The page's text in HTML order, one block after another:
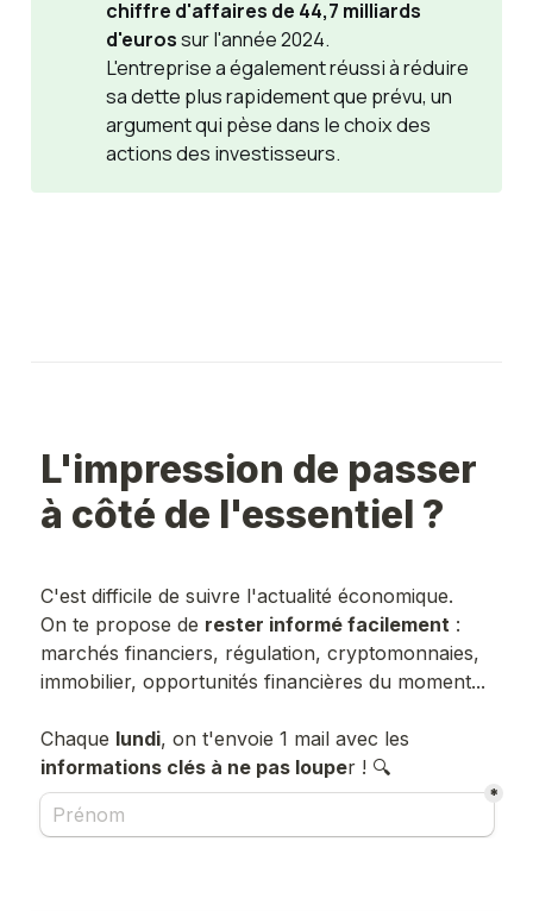
chiffre d'affaires de 44,7 milliards
d'eurossur l'année 2024.
L'entreprise a également réussi à réduire
sa dette plus rapidement que prévu, un
argument qui pèse dans le choix des
actions des investisseurs.